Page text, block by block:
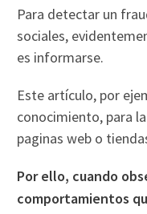
Para detectar un
sociales,
es informarse.
Este artículo, por
conocimiento, para
paginas web o
Por ello, cuando
comportamientos